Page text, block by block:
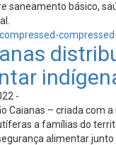
saneamento básico,
-
Caianas – criada com
a famílias do
alimentar